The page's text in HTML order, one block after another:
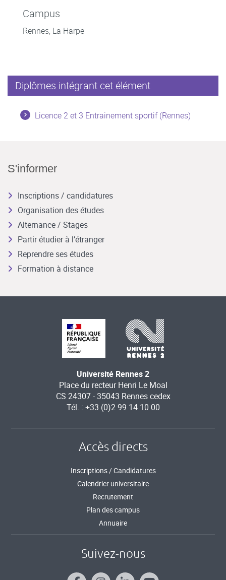
Campus
Rennes, La Harpe
Diplômes intégrant cet élément
Licence 2 et 3 Entrainement sportif (Rennes)
S'informer
Inscriptions / candidatures
Organisation des études
Alternance / Stages
Partir étudier à l’étranger
Reprendre ses études
Formation à distance
Université Rennes 2
Place du recteur Henri Le Moal
CS 24307 - 35043 Rennes cedex
Tél. : +33 (0)2 99 14 10 00
Accès directs
Inscriptions / Candidatures
Calendrier universitaire
Recrutement
Plan des campus
Annuaire
Suivez-nous